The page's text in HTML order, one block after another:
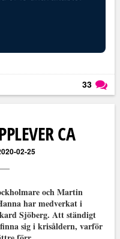
33
CA
02-25
och Martin
har medverkat i
Sjöberg. Att ständigt
sig i krisåldern, varför